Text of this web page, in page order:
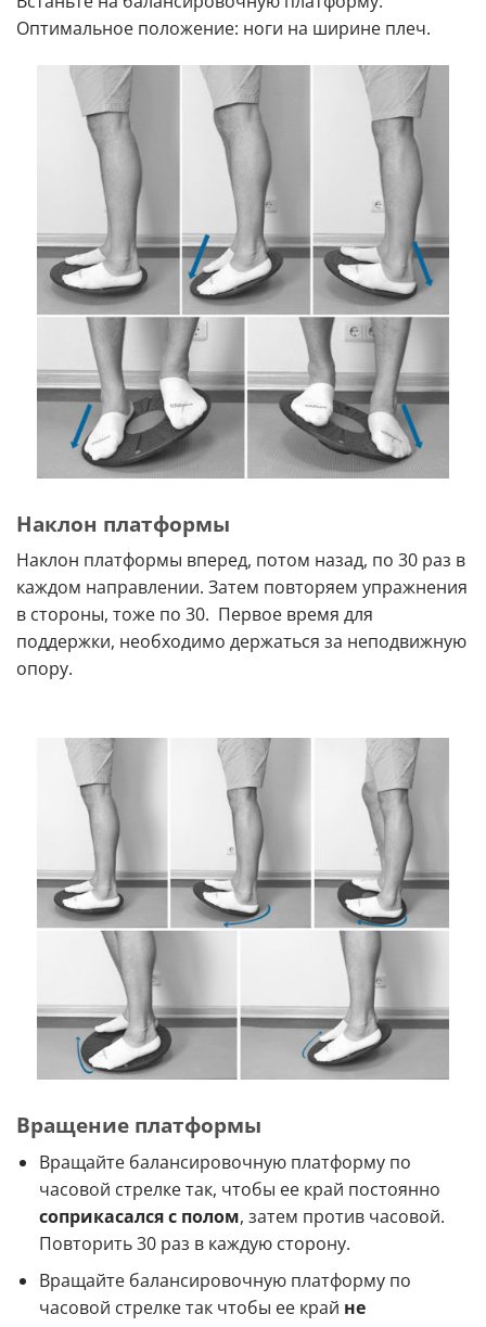
Оптимальное положение: ноги на ширине плеч.
Наклон платформы
Наклон платформы вперед, потом назад, по 30 раз в
каждом направлении. Затем повторяем упражнения
в стороны, тоже по 30. Первое время для
поддержки, необходимо держаться за неподвижную
опору.
Вращение платформы
Вращайте балансировочную платформу по
часовой стрелке так, чтобы ее край постоянно
соприкасался с полом, затем против часовой.
Повторить 30 раз в каждую сторону.
Вращайте балансировочную платформу по
часовой стрелке так чтобы ее край не